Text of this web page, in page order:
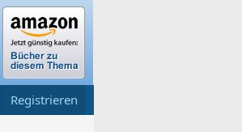
Registrieren